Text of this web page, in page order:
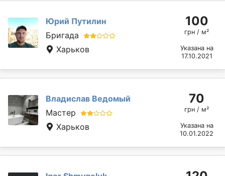
Юрий Путилин
Бригада
Харьков
100
грн / м²
Указана на
17.10.2021
Владислав Ведомый
Мастер
Харьков
70
грн / м²
Указана на
10.01.2022